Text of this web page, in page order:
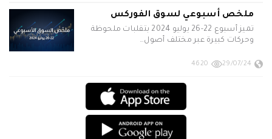
ملخص أسبوعي لسوق الفوركس
تميز أسبوع 22-26 يوليو 2024 بتقلبات ملحوظة
وحركات كبيرة عبر مختلف أصول…
29/07/24
4620